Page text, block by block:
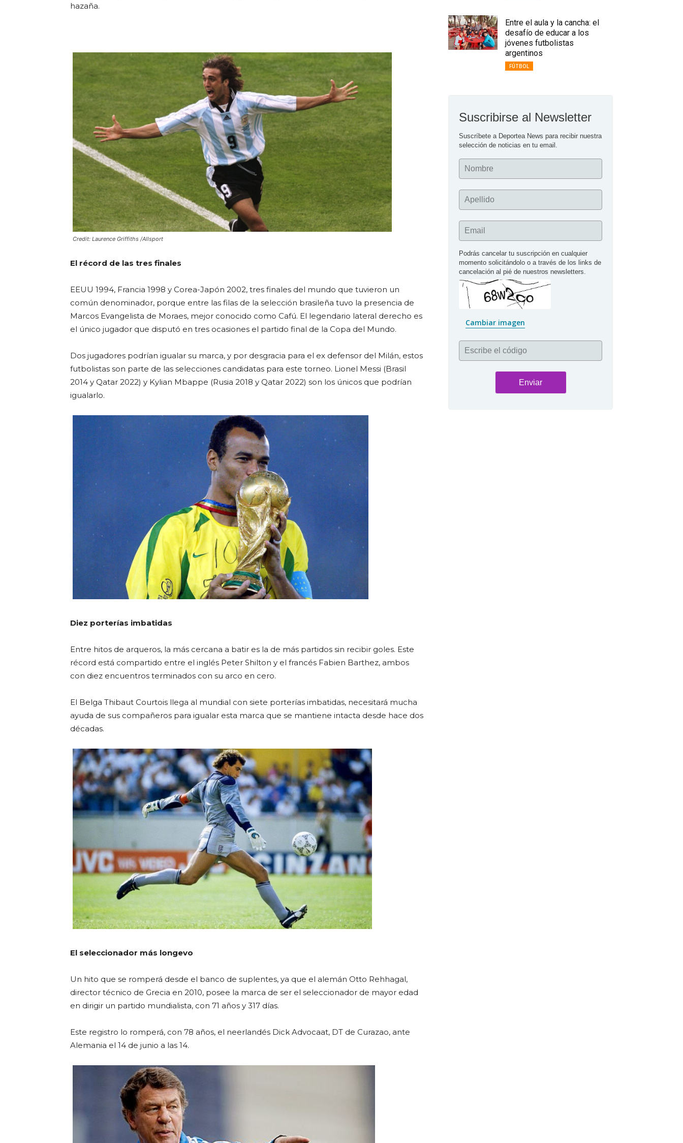
hazaña.
Credit: Laurence Griffiths /Allsport
El récord de las tres finales
EEUU 1994, Francia 1998 y Corea-Japón 2002, tres finales del mundo que tuvieron un
común denominador, porque entre las filas de la selección brasileña tuvo la presencia de
Marcos Evangelista de Moraes, mejor conocido como Cafú. El legendario lateral derecho es
el único jugador que disputó en tres ocasiones el partido final de la Copa del Mundo.
Dos jugadores podrían igualar su marca, y por desgracia para el ex defensor del Milán, estos
futbolistas son parte de las selecciones candidatas para este torneo. Lionel Messi (Brasil
2014 y Qatar 2022) y Kylian Mbappe (Rusia 2018 y Qatar 2022) son los únicos que podrían
igualarlo.
Diez porterías imbatidas
Entre hitos de arqueros, la más cercana a batir es la de más partidos sin recibir goles. Este
récord está compartido entre el inglés Peter Shilton y el francés Fabien Barthez, ambos
con diez encuentros terminados con su arco en cero.
El Belga Thibaut Courtois llega al mundial con siete porterías imbatidas, necesitará mucha
ayuda de sus compañeros para igualar esta marca que se mantiene intacta desde hace dos
décadas.
El seleccionador más longevo
Un hito que se romperá desde el banco de suplentes, ya que el alemán Otto Rehhagal,
director técnico de Grecia en 2010, posee la marca de ser el seleccionador de mayor edad
en dirigir un partido mundialista, con 71 años y 317 días.
Este registro lo romperá, con 78 años, el neerlandés Dick Advocaat, DT de Curazao, ante
Alemania el 14 de junio a las 14.
Entre el aula y la cancha: el
desafío de educar a los
jóvenes futbolistas
argentinos
FÚTBOL
Suscribirse al Newsletter
Suscríbete a Deportea News para recibir nuestra
selección de noticias en tu email.
Nombre
Apellido
Email
Podrás cancelar tu suscripción en cualquier
momento solicitándolo o a través de los links de
cancelación al pié de nuestros newsletters.
Cambiar imagen
Escribe el código